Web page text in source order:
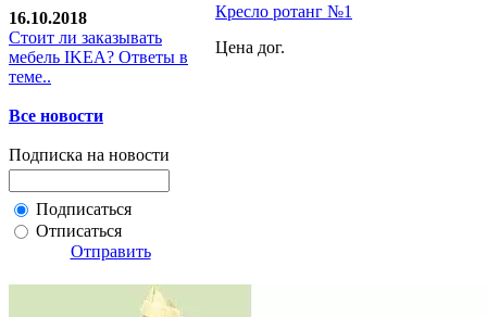
16.10.2018
Стoит ли заказывать
мебель IKEA? Ответы в
теме..
Все новости
Подписка на новости
Подписаться
Отписаться
Отправить
Кресло ротанг №1
Цена дог.